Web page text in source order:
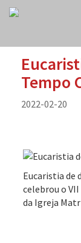
Tempo
2022-02-20
Eucaristia de
celebrou o
da Igreja